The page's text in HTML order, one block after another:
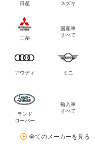
日産 スズキ
三菱
国産車
すべて
アウディ ミニ
ランド
ローバー
輸入車
すべて
全てのメーカーを見る